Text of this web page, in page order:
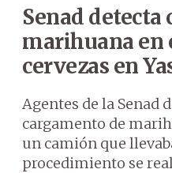
Senad detecta
marihuana en
cervezas en
Agentes de la Senad
cargamento de
un camión que
procedimiento se